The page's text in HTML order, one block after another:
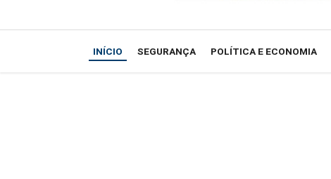
dos
INÍCIO SEGURANÇA POLÍTICA E ECONOMIA